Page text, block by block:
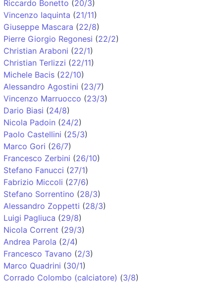
Riccardo Bonetto (20/3)
Vincenzo Iaquinta (21/11)
Giuseppe Mascara (22/8)
Pierre Giorgio Regonesi (22/2)
Christian Araboni (22/1)
Christian Terlizzi (22/11)
Michele Bacis (22/10)
Alessandro Agostini (23/7)
Vincenzo Marruocco (23/3)
Dario Biasi (24/8)
Nicola Padoin (24/2)
Paolo Castellini (25/3)
Marco Gori (26/7)
Francesco Zerbini (26/10)
Stefano Fanucci (27/1)
Fabrizio Miccoli (27/6)
Stefano Sorrentino (28/3)
Alessandro Zoppetti (28/3)
Luigi Pagliuca (29/8)
Nicola Corrent (29/3)
Andrea Parola (2/4)
Francesco Tavano (2/3)
Marco Quadrini (30/1)
Corrado Colombo (calciatore) (3/8)